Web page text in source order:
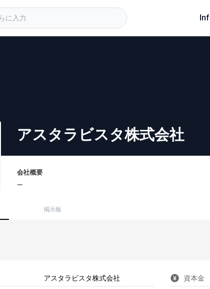
アスタラビスタ株式会社
会社概要
ー
掲示板
アスタラビスタ株式会社 資本金